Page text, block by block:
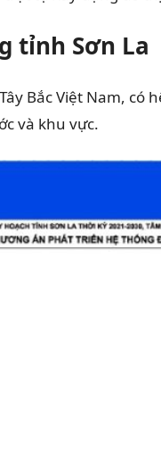
tỉnh Sơn La
Bắc Việt Nam,
và khu vực.